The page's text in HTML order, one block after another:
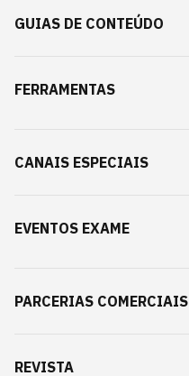
GUIAS DE CONTEÚDO
FERRAMENTAS
CANAIS ESPECIAIS
EVENTOS EXAME
PARCERIAS COMERCIAIS
REVISTA